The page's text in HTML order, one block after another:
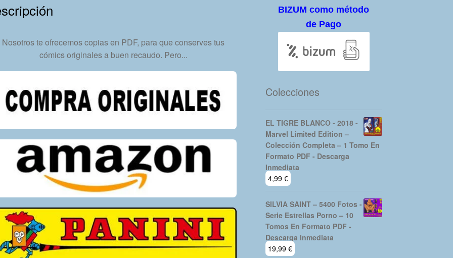
Descarga
cantidad
Nosotros te ofrecemos copias en PDF, para que conserves tus
cómics originales a buen recaudo. Pero...
BIZUM como método
de Pago
Colecciones
EL TIGRE BLANCO - 2018 -
Marvel Limited Edition –
Colección Completa – 1 Tomo En
Formato PDF - Descarga
Inmediata
4,99 €
SILVIA SAINT – 5400 Fotos -
Serie Estrellas Porno – 10
Tomos En Formato PDF -
Descarga Inmediata
19,99 €